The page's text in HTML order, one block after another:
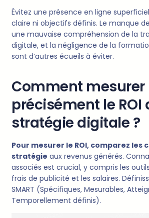
Évitez une présence en ligne
claire ni objectifs définis. Le manque
une mauvaise compréhension de la
digitale, et la négligence de la
sont d’autres écueils à éviter.
Comment mesurer
précisément le ROI
stratégie digitale ?
Pour mesurer le ROI, comparez les
stratégie aux revenus générés.
associés est crucial, y compris les
frais de publicité et les salaires.
SMART (Spécifiques, Mesurables,
Temporellement définis).